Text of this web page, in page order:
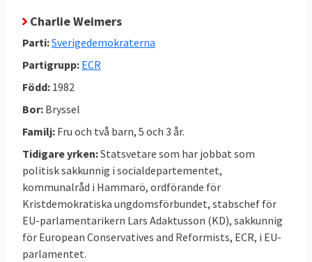
Medelhavet ska stoppas och skickas till
avtal med, för att asylansökningarna till
Europa ska hanteras där.
Charlie Weimers viktigaste frågor enligt
SVT:s valkompass:
Ekonomi, budget och skatter
Stoppa chockhöjningen av svenska EU-
avgiften på 15 miljarder kr (+40%).
Regeringen vågar inte hota med veto. Jag
Charlie Weimers
Parti:Sverigedemokraterna
Partigrupp: ECR
Född: 1982
Bor: Bryssel
Familj: Fru och två barn, 5 och 3 år.
Tidigare yrken:Statsvetare som har jobbat som
politisk sakkunnig i socialdepartementet,
kommunalråd i Hammarö, ordförande för
Kristdemokratiska ungdomsförbundet, stabschef för
EU-parlamentarikern Lars Adaktusson (KD), sakkunnig
för European Conservatives and Reformists, ECR, i EU-
parlamentet.